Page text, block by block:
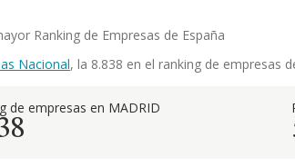
Ranking de Empresas de España
Nacional, la 8.838 en el ranking de empresas
de empresas en MADRID